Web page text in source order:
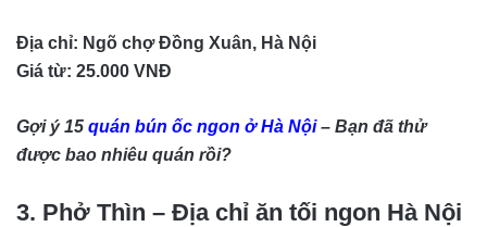
Địa chỉ: Ngõ chợ Đồng Xuân, Hà Nội
Giá từ: 25.000 VNĐ
Gợi ý 15 quán bún ốc ngon ở Hà Nội– Bạn đã thử
được bao nhiêu quán rồi?
3. Phở Thìn – Địa chỉ ăn tối ngon Hà Nội